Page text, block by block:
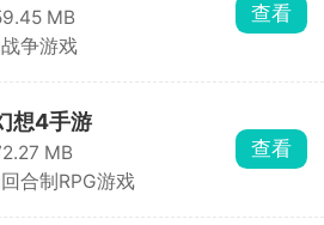
MB
争游戏
查看
想4手游
MB
合制RPG游戏
查看